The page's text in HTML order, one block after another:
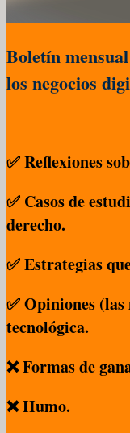
Boletín
los negocios
✅ Reflexiones
✅ Casos de
derecho.
✅ Estrategias
✅ Opiniones
tecnológica.
❌ Formas de
❌ Humo.